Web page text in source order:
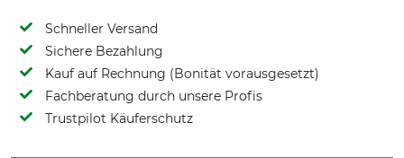
Schneller Versand
Sichere Bezahlung
Kauf auf Rechnung (Bonität vorausgesetzt)
Fachberatung durch unsere Profis
Trustpilot Käuferschutz